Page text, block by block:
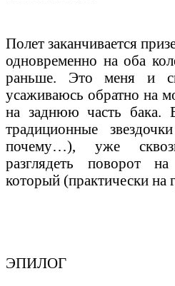
Полет заканчивается
одновременно на оба
раньше. Это меня и
усаживаюсь обратно на
на заднюю часть бака.
традиционные
почему…), уже
разглядеть поворот
который (практически на
ЭПИЛОГ